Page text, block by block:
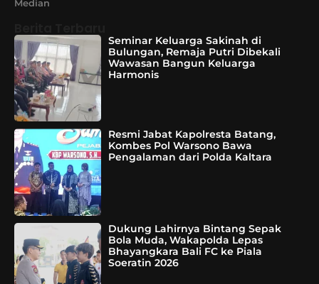
Median
Seminar Keluarga Sakinah di
Bulungan, Remaja Putri Dibekali
Wawasan Bangun Keluarga
Harmonis
Resmi Jabat Kapolresta Batang,
Kombes Pol Warsono Bawa
Pengalaman dari Polda Kaltara
Dukung Lahirnya Bintang Sepak
Bola Muda, Wakapolda Lepas
Bhayangkara Bali FC ke Piala
Soeratin 2026